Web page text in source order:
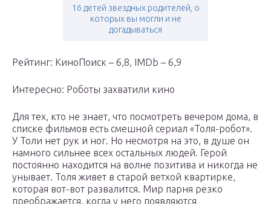
16 детей звездных родителей, о
которых вы могли и не
догадываться
Рейтинг: КиноПоиск – 6,8, IMDb – 6,9
Интересно: Роботы захватили кино
Для тех, кто не знает, что посмотреть вечером дома, в
списке фильмов есть смешной сериал «Толя-робот».
У Толи нет рук и ног. Но несмотря на это, в душе он
намного сильнее всех остальных людей. Герой
постоянно находится на волне позитива и никогда не
унывает. Толя живет в старой ветхой квартирке,
которая вот-вот развалится. Мир парня резко
преображается, когда у него появляются